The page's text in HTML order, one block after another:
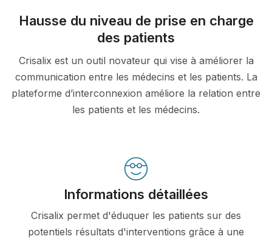
Hausse du niveau de prise en charge
des patients
Crisalix est un outil novateur qui vise à améliorer la
communication entre les médecins et les patients. La
plateforme d’interconnexion améliore la relation entre
les patients et les médecins.
Informations détaillées
Crisalix permet d'éduquer les patients sur des
potentiels résultats d'interventions grâce à une